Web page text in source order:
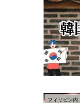
フィリピン内